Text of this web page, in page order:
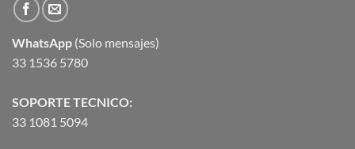
WhatsApp (Solo mensajes)
33 1536 5780
SOPORTE TECNICO:
33 1081 5094